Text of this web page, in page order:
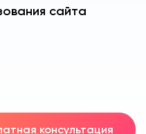
сайта
консультация